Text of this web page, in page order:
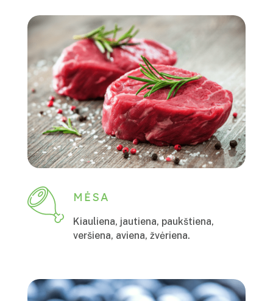
MĖSA
Kiauliena, jautiena, paukštiena,
veršiena, aviena, žvėriena.